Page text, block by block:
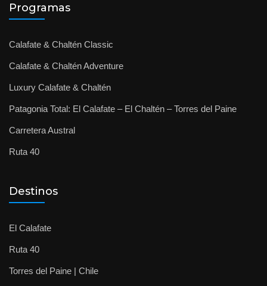
Programas
Calafate & Chaltén Classic
Calafate & Chaltén Adventure
Luxury Calafate & Chaltén
Patagonia Total: El Calafate – El Chaltén – Torres del Paine
Carretera Austral
Ruta 40
Destinos
El Calafate
Ruta 40
Torres del Paine | Chile